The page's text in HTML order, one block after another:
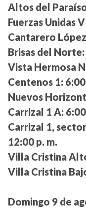
Altos del
Fuerzas Unidas
Cantarero
Brisas del Norte:
Vista Hermosa
Centenos 1:
Nuevos
Carrizal 1 A:
Carrizal 1,
12:00 p. m.
Villa Cristina
Villa Cristina
Domingo 9 de